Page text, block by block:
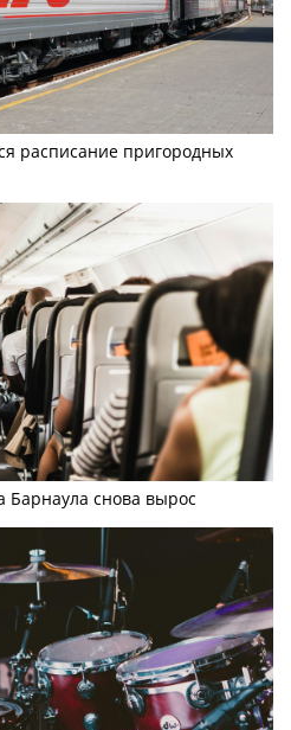
расписание пригородных
Барнаула снова вырос